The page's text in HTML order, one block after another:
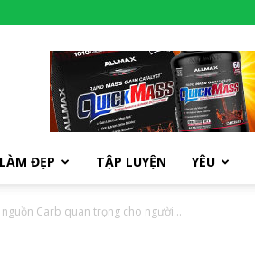
LÀM ĐẸP TẬP LUYỆN YÊU
Carb quan trọng cho người...